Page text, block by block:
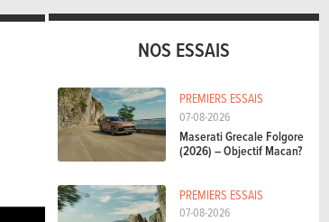
NOS ESSAIS
PREMIERS ESSAIS
07-08-2026
Maserati Grecale Folgore
(2026) – Objectif Macan?
PREMIERS ESSAIS
07-08-2026